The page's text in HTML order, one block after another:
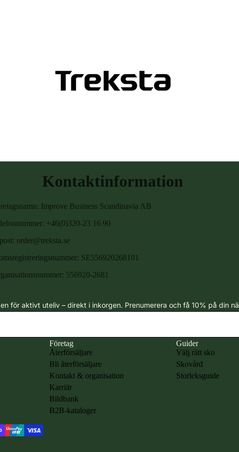
Kontaktinformation
Improve Business Scandinavia AB
+46(0)320-23 16 90
order@treksta.se
SE556920268101
556920-2681
för aktivt uteliv – direkt i inkorgen. Prenumerera och få 10% på din
Företag
Återförsäljare
Bli återförsäljare
Kontakt & organisation
Karriär
Bildbank
B2B-kataloger
Guider
Välj rätt sko
Skovård
Storleksguide